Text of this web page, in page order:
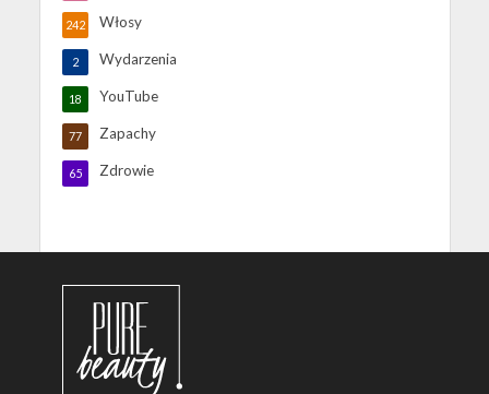
Włosy
242
Wydarzenia
2
YouTube
18
Zapachy
77
Zdrowie
65